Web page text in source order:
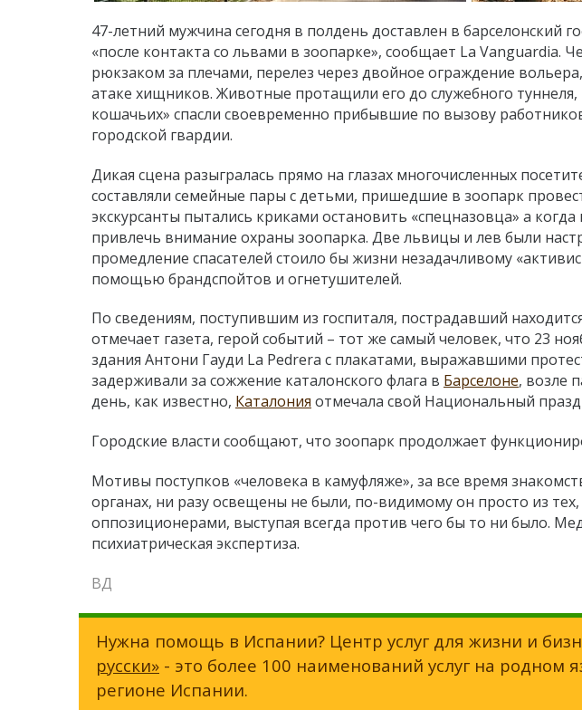
47-летний мужчина сегодня в полдень доставлен в барселонский
«после контакта со львами в зоопарке», сообщает La Vanguardia.
рюкзаком за плечами, перелез через двойное ограждение
атаке хищников. Животные протащили его до служебного
кошачьих» спасли своевременно прибывшие по вызову
городской гвардии.
Дикая сцена разыгралась прямо на глазах многочисленных
составляли семейные пары с детьми, пришедшие в зоопарк
экскурсанты пытались криками остановить «спецназовца» а
привлечь внимание охраны зоопарка. Две львицы и лев были
промедление спасателей стоило бы жизни незадачливому «
помощью брандспойтов и огнетушителей.
По сведениям, поступившим из госпиталя, пострадавший
отмечает газета, герой событий – тот же самый человек, что 23
здания Антони Гауди La Pedrera с плакатами, выражавшими
задерживали за сожжение каталонского флага в Барселоне, возле
день, как известно, Каталония отмечала свой Национальный
Городские власти сообщают, что зоопарк продолжает
Мотивы поступков «человека в камуфляже», за все время
органах, ни разу освещены не были, по-видимому он просто из
оппозиционерами, выступая всегда против чего бы то ни было.
психиатрическая экспертиза.
ВД
Нужна помощь в Испании? Центр услуг для жизни и
русски» - это более 100 наименований услуг на родном
регионе Испании.